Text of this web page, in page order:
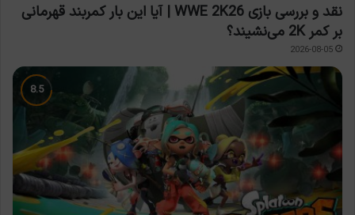
نقد و بررسی بازی WWE 2K26 | آیا این بار کمربند قهرمانی
بر کمر 2K می‌نشیند؟
2026-08-05